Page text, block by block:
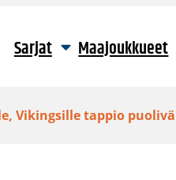
Sarjat Maajoukkueet
Vikingsille tappio